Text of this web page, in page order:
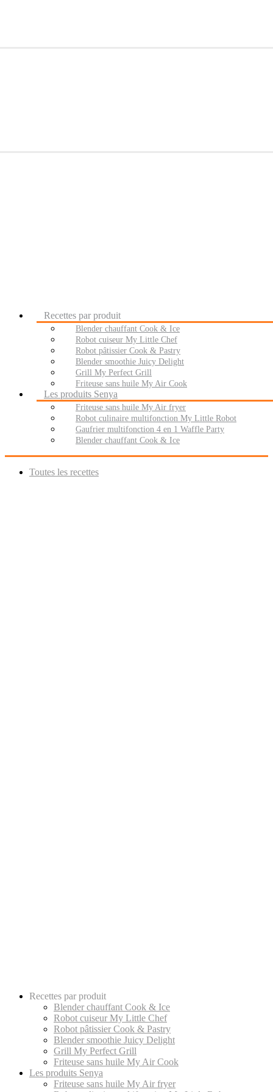
Recettes par produit
Blender chauffant Cook & Ice
Robot cuiseur My Little Chef
Robot pâtissier Cook & Pastry
Blender smoothie Juicy Delight
Grill My Perfect Grill
Friteuse sans huile My Air Cook
Les produits Senya
Friteuse sans huile My Air fryer
Robot culinaire multifonction My Little Robot
Gaufrier multifonction 4 en 1 Waffle Party
Blender chauffant Cook & Ice
Toutes les recettes
Recettes par produit
Blender chauffant Cook & Ice
Robot cuiseur My Little Chef
Robot pâtissier Cook & Pastry
Blender smoothie Juicy Delight
Grill My Perfect Grill
Friteuse sans huile My Air Cook
Les produits Senya
Friteuse sans huile My Air fryer